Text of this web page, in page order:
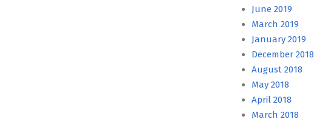
June 2019
March 2019
January 2019
December 2018
August 2018
May 2018
April 2018
March 2018